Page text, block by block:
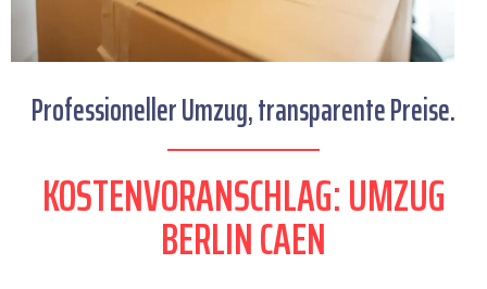
Professioneller Umzug, transparente Preise.
KOSTENVORANSCHLAG: UMZUG
BERLIN CAEN